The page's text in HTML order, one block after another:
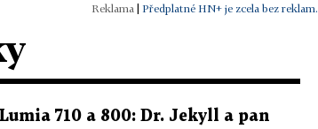
| Předplatné HN+ je zcela bez reklam.
710 a 800: Dr. Jekyll a pan